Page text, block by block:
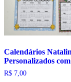
Calendários
Personalizados
R$ 7,00